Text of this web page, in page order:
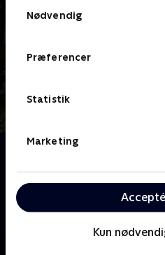
Nødvendig
Præferencer
Statistik
Marketing
Kun
et fællesskab men også i et
som man sår, og kun én